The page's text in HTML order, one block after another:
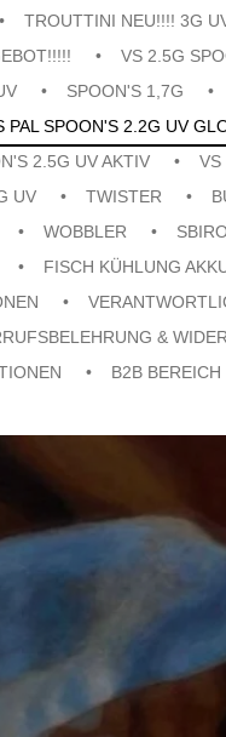
TROUTTINI NEU!!!! 3G
VS 2.5G
SPOON'S 1,7G
PAL SPOON'S 2.2G UV
2.5G UV AKTIV
VS
UV TWISTER
WOBBLER
FISCH KÜHLUNG
&
B2B BEREICH